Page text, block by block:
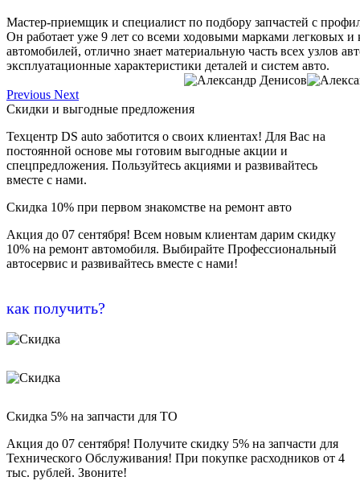
Мастер-приемщик и специалист по подбору запчастей с
Он работает уже 9 лет со всеми ходовыми марками легковых и
автомобилей, отлично знает материальную часть всех узлов
эксплуатационные характеристики деталей и систем авто.
Previous Next
Скидки и выгодные предложения
Техцентр DS auto заботится о своих клиентах! Для Вас на
постоянной основе мы готовим выгодные акции и
спецпредложения. Пользуйтесь акциями и развивайтесь
вместе с нами.
Скидка 10% при первом знакомстве на ремонт авто
Акция до 07 сентября! Всем новым клиентам дарим скидку
10% на ремонт автомобиля. Выбирайте Профессиональный
автосервис и развивайтесь вместе с нами!
как получить?
Скидка 5% на запчасти для ТО
Акция до 07 сентября! Получите скидку 5% на запчасти для
Технического Обслуживания! При покупке расходников от 4
тыс. рублей. Звоните!